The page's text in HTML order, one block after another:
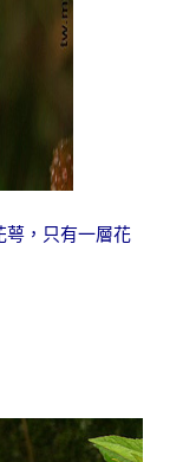
萼，只有一層花